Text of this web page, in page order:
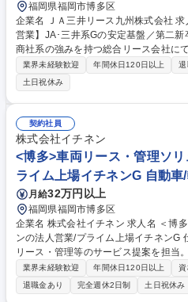
福岡県福岡市博多区
企業名 ＪＡ三井リース九州株式会社 求人名 【福岡市／総合リースの法人
営業】JA･三井系Gの安定基盤／第二新卒歓迎 仕事の内容 JA系
商社系の強みを持つ総合リース会社に
監修の研修・先輩社員とのOJTを経て
ション提案をお任せします。 【提案手法】リース・割賦、支払委託、ファ
クタリング、ベンダーファイナンス、
ネ・業務効率化設備改善 等 ■入社後は基礎的な研修を実施した後、先輩社
員との同行営業にて業務の流れを学ん
面の強みを生かし、顧客の事業成長に
み出しましょう。 ※一部、顧客紹介で
す。 募集職種 【福岡市／総合リースの法人営業】JA･三井系Gの安定基盤
／第二新卒歓迎
業界未経験歓迎 年間休日120日以上 退
土日祝休み
契約社員
株式会社イチネン
<博多>車両リース・管理ソ
ライム上場イチネンG 自動
月給32万円以上
福岡県福岡市博多区
企業名 株式会社イチネン 求人名 ＜博多＞車両リース・管理ソリューショ
ンの法人営業/プライム上場イチネンG 仕事の内容 法人顧客に対する車両
リース・管理等のサービス提案を担当
車検や保険、税金等を包括的に請け負
ト削減やリスクマネジメントに貢献します。 【未経験でも安心
制】 入社後は座学やOJTを通じ、車の
業界未経験歓迎 年間休日120日以上
退職金あり
完全週休2日制 土日祝休み